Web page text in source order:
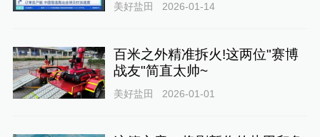
美好盐田 2026-01-14
百米之外精准拆火!这两位"赛博
战友"简直太帅~
美好盐田 2026-01-01